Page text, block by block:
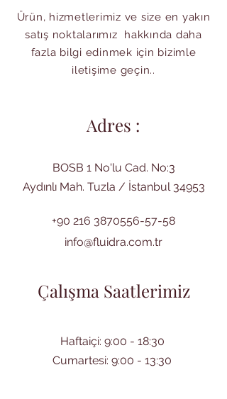
Ürün, hizmetlerimiz ve size en yakın
satış noktalarımız hakkında daha
fazla bilgi edinmek için bizimle
iletişime geçin..
Adres :
BOSB 1 No'lu Cad. No:3
Aydınlı Mah. Tuzla / İstanbul 34953
+90 216 3870556-57-58
info@fluidra.com.tr
Çalışma Saatlerimiz
Haftaiçi: 9:00 - 18:30
Cumartesi: 9:00 - 13:30